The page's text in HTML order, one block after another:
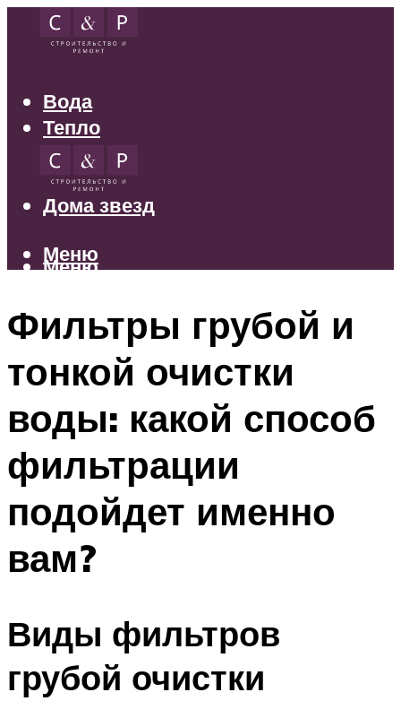
Вода
Тепло
Электрика
Свет
Дома звезд
Меню
Меню
Фильтры грубой и
тонкой очистки
воды: какой способ
фильтрации
подойдет именно
вам?
Виды фильтров
грубой очистки